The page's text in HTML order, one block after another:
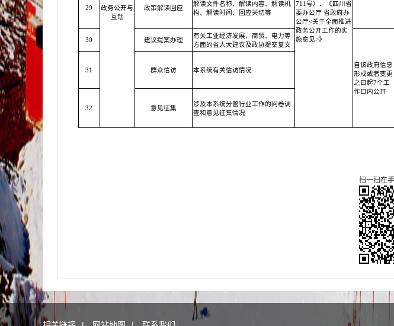
政务公开与
互动
711号）、《四川省
委办公厅 省政府办
公厅<关于全面推进
政务公开工作的实
施意见>》
29 政策解读回应
解读文件名称、解读内容、解读机
构、解读时间、回应关切等
30 建议提案办理
有关工业经济发展、商贸、电力等
方面的省人大建议及政协提案复文
自该政府信息
形成或者变更
之日起7个工
作日内公开
31 群众信访 本系统有关信访情况
32 意见征集
涉及本系统分管行业工作的问卷调
查和意见征集情况
扫一扫在